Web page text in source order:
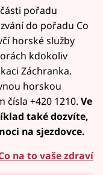
pořadu
do pořadu Co
horské služby
kdokoliv
Záchranka.
horskou
čísla +420 1210. Ve
také dozvíte,
na sjezdovce.
na to vaše zdraví